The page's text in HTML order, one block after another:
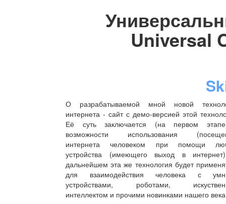
Universal
О разрабатываемой мной новой
интернета - сайт с демо-версией этой
Её суть заключается (на первом
возможности использования
интернета человеком при помощи
устройства (имеющего выход в
дальнейшем эта же технология будет
для взаимодействия человека с
устройствами, роботами,
интеллектом и прочими новинками нашего